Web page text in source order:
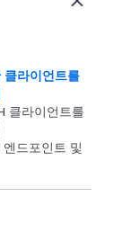
클라이언트를
클라이언트를
엔드포인트 및